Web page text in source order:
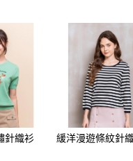
先享後付」服務完成之交
並將交易相關給付款項請求債
監護人之同意方可使用
之損失，本公司不負相關責
帳號之用戶狀況，依本公司即
之情形，本公司將視審查結果
費
針織衫 緩洋漫遊條紋針